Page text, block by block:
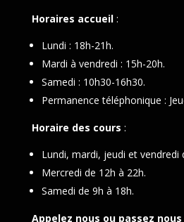
Horaires accueil:
Lundi : 18h-21h.
Mardi à vendredi : 15h-20h.
Samedi : 10h30-16h30.
Permanence téléphonique :
Horaire des cours :
Lundi, mardi, jeudi et vendredi
Mercredi de 12h à 22h.
Samedi de 9h à 18h.
Appelez nous ou passez nous